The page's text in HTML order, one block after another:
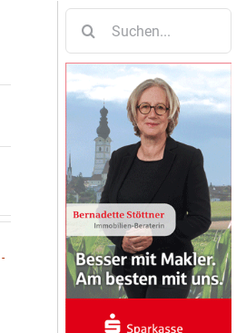
-
nach: